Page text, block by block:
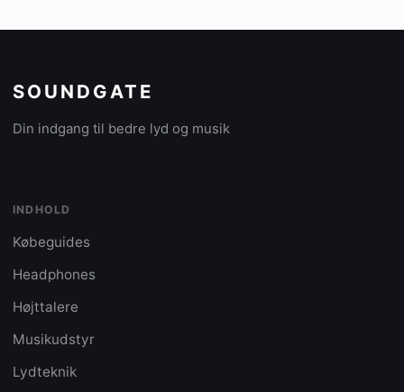
SOUNDGATE
Din indgang til bedre lyd og musik
INDHOLD
Købeguides
Headphones
Højttalere
Musikudstyr
Lydteknik